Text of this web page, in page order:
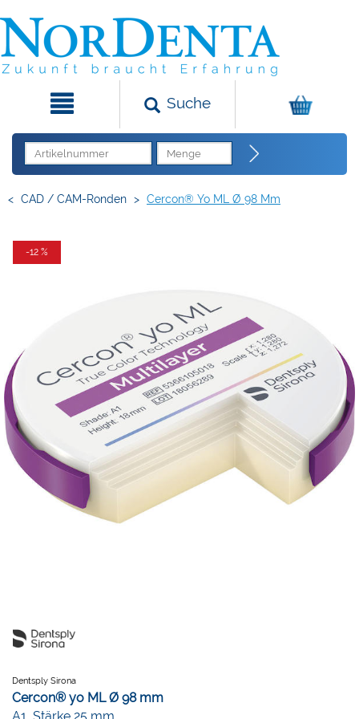
Suche
< CAD / CAM-Ronden > Cercon® Yo ML Ø 98 Mm
-12 %
Dentsply Sirona
Cercon® yo ML Ø 98 mm